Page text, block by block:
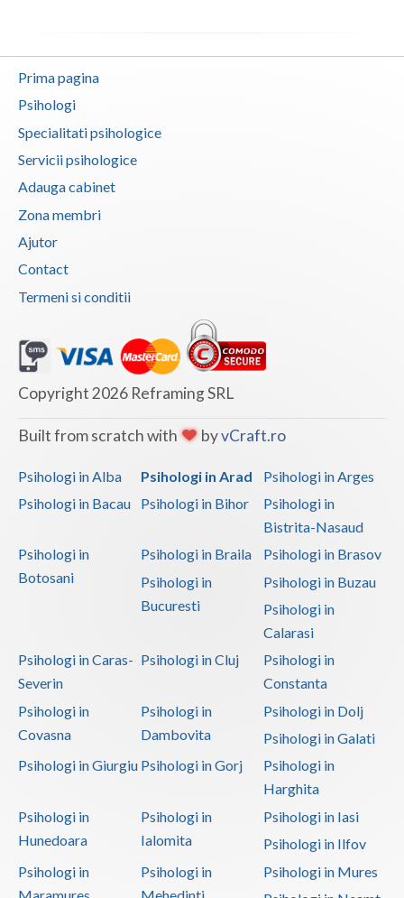
Valcea
Vaslui
Prima pagina
Psihologi
Specialitati psihologice
Servicii psihologice
Adauga cabinet
Zona membri
Ajutor
Contact
Termeni si conditii
Copyright 2026 Reframing SRL
Built from scratch with byvCraft.ro
Psihologi in Alba Psihologi in Arad
Psihologi in Arges
Psihologi in Bacau
Psihologi in Bihor
Psihologi in
Bistrita-Nasaud
Psihologi in
Botosani
Psihologi in Braila
Psihologi in Brasov
Psihologi in
Bucuresti
Psihologi in Buzau
Psihologi in
Calarasi
Psihologi in Caras-
Severin
Psihologi in Cluj
Psihologi in
Constanta
Psihologi in
Covasna
Psihologi in
Dambovita
Psihologi in Dolj
Psihologi in Galati
Psihologi in Giurgiu Psihologi in Gorj
Psihologi in
Harghita
Psihologi in
Hunedoara
Psihologi in
Ialomita
Psihologi in Iasi
Psihologi in Ilfov
Psihologi in
Maramures
Psihologi in
Mehedinti
Psihologi in Mures